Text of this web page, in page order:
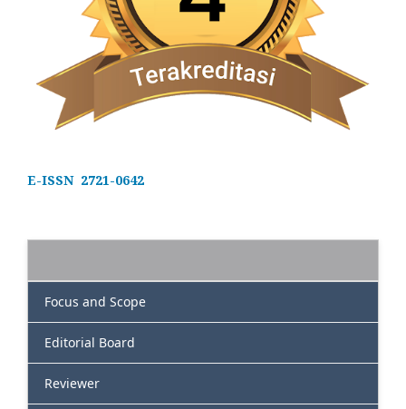
E-ISSN 2721-0642
Focus and Scope
Editorial Board
Reviewer